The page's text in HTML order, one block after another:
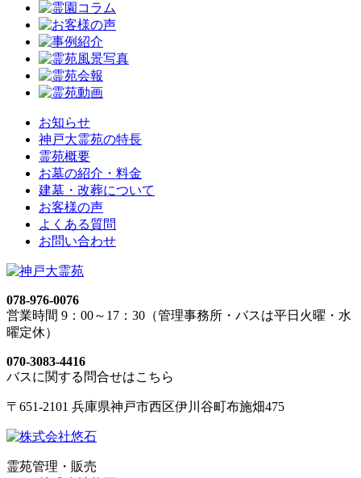
お知らせ
神戸大霊苑の特長
霊苑概要
お墓の紹介・料金
建墓・改葬について
お客様の声
よくある質問
お問い合わせ
078-976-0076
営業時間 9：00～17：30（管理事務所・バスは平日火曜・水
曜定休）
070-3083-4416
バスに関する問合せはこちら
〒651-2101 兵庫県神戸市西区伊川谷町布施畑475
霊苑管理・販売